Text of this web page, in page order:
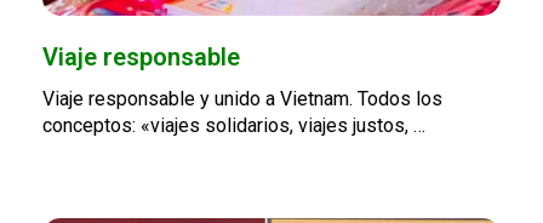
Viaje responsable
Viaje responsable y unido a Vietnam. Todos los
conceptos: «viajes solidarios, viajes justos, …